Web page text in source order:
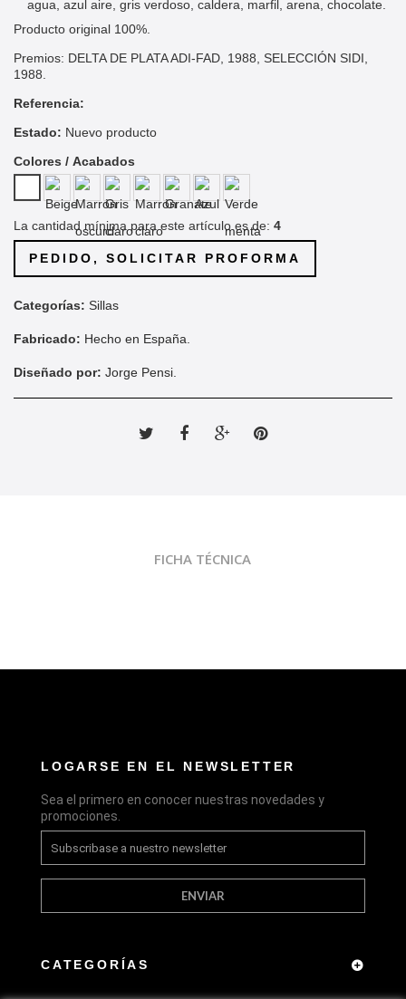
agua, azul aire, gris verdoso, caldera, marfil, arena, chocolate.
Producto original 100%.
Premios: DELTA DE PLATA ADI-FAD, 1988, SELECCIÓN SIDI,
1988.
Referencia:
Estado: Nuevo producto
Colores / Acabados
La cantidad mínima para este artículo es de: 4
PEDIDO, SOLICITAR PROFORMA
Categorías: Sillas
Fabricado: Hecho en España.
Diseñado por: Jorge Pensi.
Tweet CompartirGoogle+
FICHA TÉCNICA
LOGARSE EN EL NEWSLETTER
Sea el primero en conocer nuestras novedades y
promociones.
ENVIAR
CATEGORÍAS